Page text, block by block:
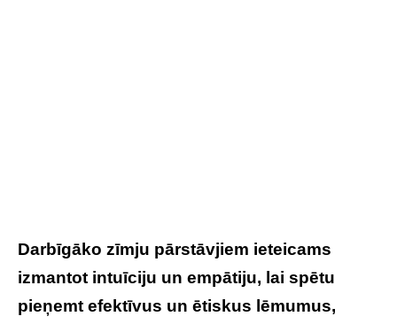
Darbīgāko zīmju pārstāvjiem ieteicams
izmantot intuīciju un empātiju, lai spētu
pieņemt efektīvus un ētiskus lēmumus,